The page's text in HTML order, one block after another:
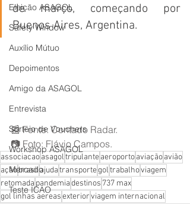
Eleição ASAGOL
Safety Window
Auxílio Mútuo
Depoimentos
Amigo da ASAGOL
Entrevista
Sorteio de Vouchers
Workshop ASAGOL
Mercado
Teste ICAO
de março, começando por
Buenos Aires, Argentina.
📰 Fonte: Contado Radar.
📷 Foto: Flávio Campos.
associacaoasagoltripulanteaeroportoaviaçãoavião
açãobrasilajudatransportegoltrabalhoviagem
retomada pandemiadestinos 737 max
gol linhas aereasexteriorviagem internacional